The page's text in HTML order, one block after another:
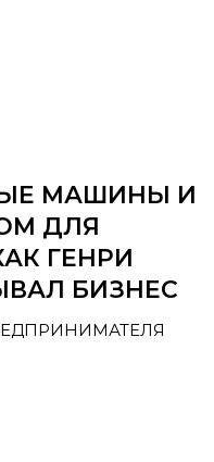
МАШИНЫ И
ДЛЯ
ГЕНРИ
БИЗНЕС